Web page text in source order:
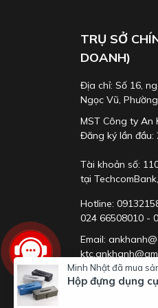
TRỤ SỞ
DOANH)
Địa chỉ: Số 16,
Ngọc Vũ,
MST Công ty An
Đăng ký lần đầu:
Tài khoản số:
tại
Hotline:
024 66508010 -
Email:
Minh Nhậtđã mua
Hộp đựng dụng